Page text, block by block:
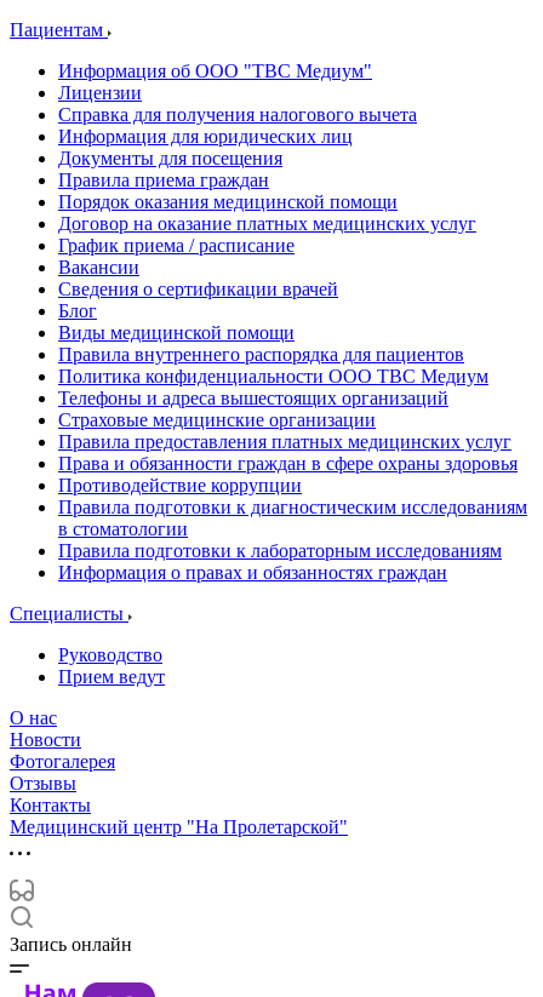
Пациентам
Информация об ООО "ТВС Медиум"
Лицензии
Справка для получения налогового вычета
Информация для юридических лиц
Документы для посещения
Правила приема граждан
Порядок оказания медицинской помощи
Договор на оказание платных медицинских услуг
График приема / расписание
Вакансии
Сведения о сертификации врачей
Блог
Виды медицинской помощи
Правила внутреннего распорядка для пациентов
Политика конфиденциальности ООО ТВС Медиум
Телефоны и адреса вышестоящих организаций
Страховые медицинские организации
Правила предоставления платных медицинских услуг
Права и обязанности граждан в сфере охраны здоровья
Противодействие коррупции
Правила подготовки к диагностическим исследованиям
в стоматологии
Правила подготовки к лабораторным исследованиям
Информация о правах и обязанностях граждан
Специалисты
Руководство
Прием ведут
О нас
Новости
Фотогалерея
Отзывы
Контакты
Медицинский центр "На Пролетарской"
Запись онлайн